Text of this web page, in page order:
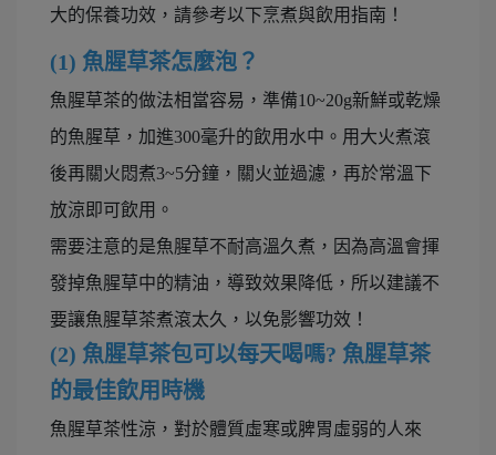
大的保養功效，請參考以下烹煮與飲用指南！
(1) 魚腥草茶怎麼泡？
魚腥草茶的做法相當容易，準備10~20g新鮮或乾燥
的魚腥草，加進300毫升的飲用水中。用大火煮滾
後再關火悶煮3~5分鐘，關火並過濾，再於常溫下
放涼即可飲用。
需要注意的是魚腥草不耐高溫久煮，因為高溫會揮
發掉魚腥草中的精油，導致效果降低，所以建議不
要讓魚腥草茶煮滾太久，以免影響功效！
(2) 魚腥草茶包可以每天喝嗎? 魚腥草茶
的最佳飲用時機
魚腥草茶性涼，對於體質虛寒或脾胃虛弱的人來